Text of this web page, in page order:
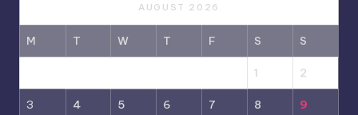
AUGUST 2026
M T W T F S S
1 2
3 4 5 6 7 8 9